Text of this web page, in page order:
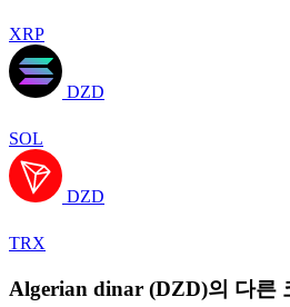
XRP
DZD
SOL
DZD
TRX
Algerian dinar (DZD)의 다른